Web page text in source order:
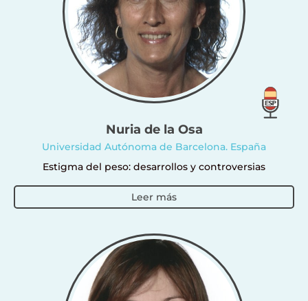
Nuria de la Osa
Universidad Autónoma de Barcelona. España
Estigma del peso: desarrollos y controversias
Leer más